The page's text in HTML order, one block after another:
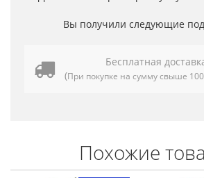
Вы получили следующие
Бесплатная
(При покупке на сумму свыше
Похожие